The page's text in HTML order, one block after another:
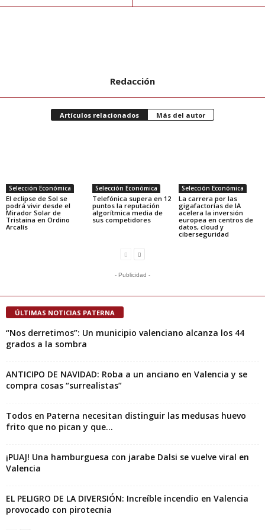
Redacción
Artículos relacionados Más del autor
Selección Económica
El eclipse de Sol se
podrá vivir desde el
Mirador Solar de
Tristaina en Ordino
Arcalís
Selección Económica
Telefónica supera en 12
puntos la reputación
algorítmica media de
sus competidores
Selección Económica
La carrera por las
gigafactorías de IA
acelera la inversión
europea en centros de
datos, cloud y
ciberseguridad
- Publicidad -
ÚLTIMAS NOTICIAS PATERNA
“Nos derretimos”: Un municipio valenciano alcanza los 44
grados a la sombra
ANTICIPO DE NAVIDAD: Roba a un anciano en Valencia y se
compra cosas “surrealistas”
Todos en Paterna necesitan distinguir las medusas huevo
frito que no pican y que...
¡PUAJ! Una hamburguesa con jarabe Dalsi se vuelve viral en
Valencia
EL PELIGRO DE LA DIVERSIÓN: Increíble incendio en Valencia
provocado con pirotecnia